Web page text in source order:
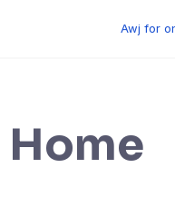
Awj for
Home